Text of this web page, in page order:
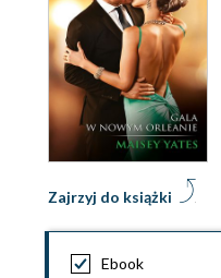
Zajrzyj do książki
Ebook